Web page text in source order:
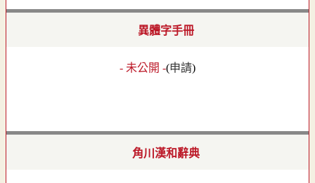
異體字手冊
- 未公開 -(申請)
角川漢和辭典